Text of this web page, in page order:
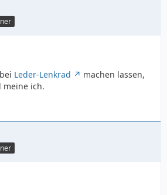
Leder-Lenkrad
machen lassen,
meine ich.